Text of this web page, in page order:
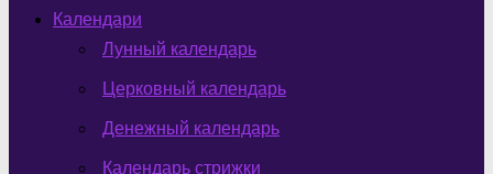
Календари
Лунный календарь
Церковный календарь
Денежный календарь
Календарь стрижки